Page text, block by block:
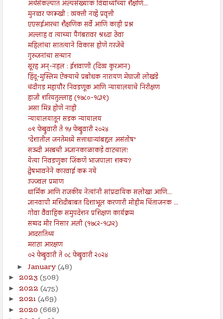
अर्थसंकल्पात अल्पसंख्याक विद्यार्थ्यांच्या शैक्षणि...
मुनव्वर फारूखी : व्यक्ती नव्हे प्रवृत्ती
एएसईआरचा शैक्षणिक सर्वे आणि काही प्रश्न
अल्लाह व त्याच्या पैगंबरावर श्रध्दा ठेवा
महिलांचा सातत्याने विकास होणे गरजेचे
गुरुजनांचा सन्मान
सूरह अन्-नहल : ईशवाणी (दिव्य कुरआन)
हिंदू-मुस्लिम ऐक्याचे प्रबोधक नारायण मेघाजी लोखंडे
चंदीगड महापौर निवडणूक आणि न्यायालयाचे निरीक्षण
हाजी शरियतुल्लाह (१७८०-१८३९)
असा मित्र होणे नाही
न्यायालयातून सडक न्यायालय
०९ फेब्रुवारी ते १५ फेब्रुवारी २०२४
’देशातील जनतेमध्ये सत्ताधाऱ्यांबद्दल असंतोष’
सऊदी अरबची अज्ञानकाळाकडे वाटचाल!
येत्या निवडणुका जिंकणे भाजपाला शक्य?
द्वेषभावनेने कारवाई करू नये
उज्ज्वल प्रमाण
धार्मिक आणि राजकीय नेत्यांनी सांप्रदायिक सलोखा आणि...
ज्ञानवापी मशिदीबाबत दिशाभूल करणारी मोहीम चिंताजनक ...
गोवा वैवाहिक समुपदेशन प्रशिक्षण कार्यक्रम
सय्यद मीर निसार अली (१७८२-१८३२)
आदरातिथ्य
मराठा आरक्षण
०२ फेब्रुवारी ते ०८ फेब्रुवारी २०२४
► January(48)
► 2023 (508)
► 2022 (475)
► 2021(469)
► 2020 (668)